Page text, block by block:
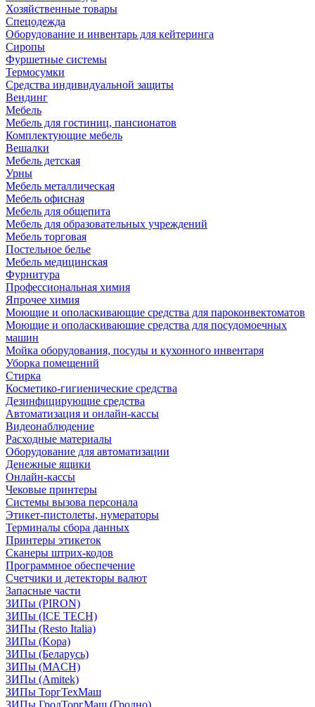
Хозяйственные товары
Спецодежда
Оборудование и инвентарь для кейтеринга
Сиропы
Фуршетные системы
Термосумки
Средства индивидуальной защиты
Вендинг
Мебель
Мебель для гостиниц, пансионатов
Комплектующие мебель
Вешалки
Мебель детская
Урны
Мебель металлическая
Мебель офисная
Мебель для общепита
Мебель для образовательных учреждений
Мебель торговая
Постельное белье
Мебель медицинская
Фурнитура
Профессиональная химия
Япрочее химия
Моющие и ополаскивающие средства для пароконвектоматов
Моющие и ополаскивающие средства для посудомоечных
машин
Мойка оборудования, посуды и кухонного инвентаря
Уборка помещений
Стирка
Косметико-гигиенические средства
Дезинфицирующие средства
Автоматизация и онлайн-кассы
Видеонаблюдение
Расходные материалы
Оборудование для автоматизации
Денежные ящики
Онлайн-кассы
Чековые принтеры
Системы вызова персонала
Этикет-пистолеты, нумераторы
Терминалы сбора данных
Принтеры этикеток
Сканеры штрих-кодов
Программное обеспечение
Счетчики и детекторы валют
Запасные части
ЗИПы (PIRON)
ЗИПы (ICE TECH)
ЗИПы (Resto Italia)
ЗИПы (Kopa)
ЗИПы (Беларусь)
ЗИПы (MACH)
ЗИПы (Amitek)
ЗИПы ТоргТехМаш
ЗИПы ГродТоргМаш (Гродно)